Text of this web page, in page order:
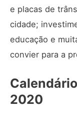
e placas de
cidade;
educação e
convier para a
2020